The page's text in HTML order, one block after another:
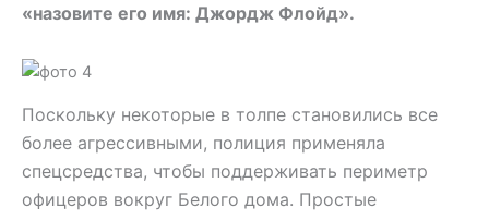
«назовите его имя: Джордж Флойд».
Поскольку некоторые в толпе становились все
более агрессивными, полиция применяла
спецсредства, чтобы поддерживать периметр
офицеров вокруг Белого дома. Простые